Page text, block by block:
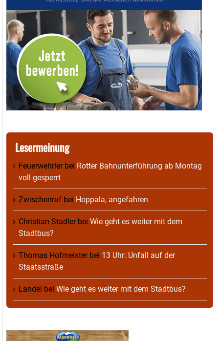
Lesermeinung
Feuerwehrlerbei Rotter Bahnunterführung ab Montag
voll gesperrt
Zwischenruf bei Hoppala, angefahren
Christian Stadlerbei Wie geht es weiter mit dem
Stadtbus?
Thomas Hofmeisterbei 13 Uhr: Unfall auf der
Staatsstraße
Landei bei Wie geht es weiter mit dem Stadtbus?